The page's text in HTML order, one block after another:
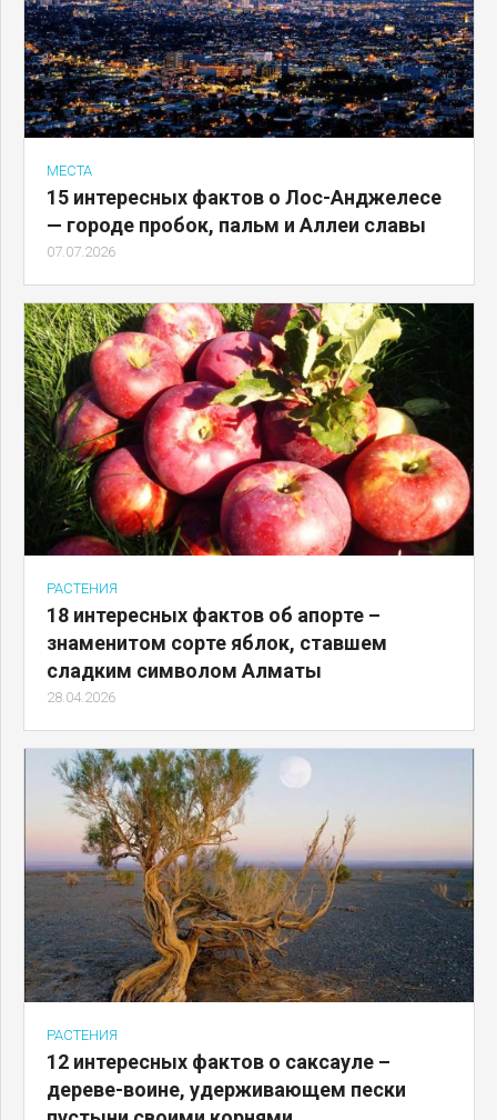
МЕСТА
15 интересных фактов о Лос-Анджелесе
— городе пробок, пальм и Аллеи славы
07.07.2026
РАСТЕНИЯ
18 интересных фактов об апорте –
знаменитом сорте яблок, ставшем
сладким символом Алматы
28.04.2026
РАСТЕНИЯ
12 интересных фактов о саксауле –
дереве-воине, удерживающем пески